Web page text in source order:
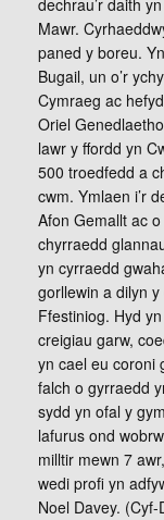
dechrau’r daith
Mawr.
paned y boreu.
Bugail, un o’r
Cymraeg ac
Oriel
lawr y ffordd yn
500 troedfedd a
cwm. Ymlaen i’r
Afon Gemallt ac
chyrraedd
yn cyrraedd
gorllewin a dilyn
Ffestiniog. Hyd
creigiau garw,
yn cael eu coroni
falch o gyrraedd
sydd yn ofal y
lafurus ond
milltir mewn 7
wedi profi yn
Noel Davey. (Cyf-